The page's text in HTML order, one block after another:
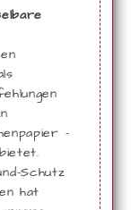
-
Schutz
hat